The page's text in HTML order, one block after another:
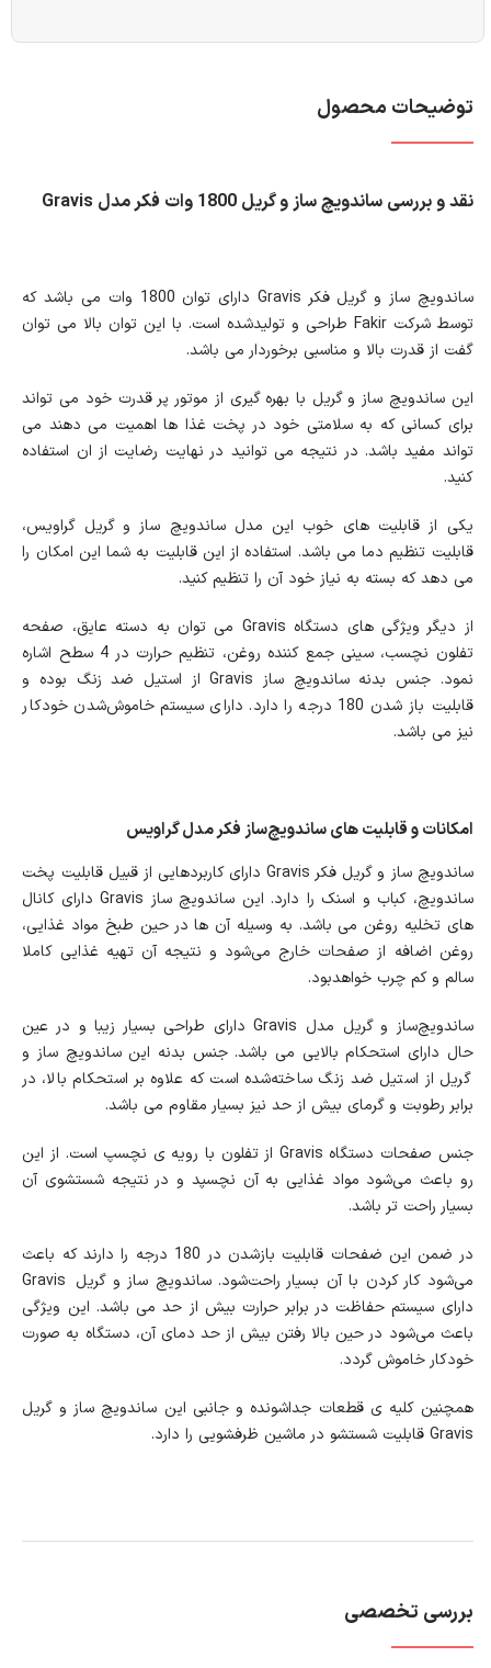
توضیحات محصول
نقد و بررسی ساندویچ ساز و گریل 1800 وات فکر مدل Gravis
ساندویچ ساز و گریل فکر Gravis دارای توان 1800 وات می باشد که
توسط شرکت Fakir طراحی و تولیدشده است. با این توان بالا می توان
گفت از قدرت بالا و مناسبی برخوردار می باشد.
این ساندویچ ساز و گریل با بهره گیری از موتور پر قدرت خود می تواند
برای کسانی که به سلامتی خود در پخت غذا ها اهمیت می دهند می
تواند مفید باشد. در نتیجه می توانید در نهایت رضایت از ان استفاده
کنید.
یکی از قابلیت های خوب این مدل ساندویچ ساز و گریل گراویس،
قابلیت تنظیم دما می باشد. استفاده از این قابلیت به شما این امکان را
می دهد که بسته به نیاز خود آن را تنظیم کنید.
از دیگر ویژگی های دستگاه Gravis می توان به دسته عایق، صفحه
تفلون نچسب، سینی جمع کننده روغن، تنظیم حرارت در 4 سطح اشاره
نمود. جنس بدنه ساندویچ ساز Gravis از استیل ضد زنگ بوده و
قابلیت باز شدن 180 درجه را دارد. دارای سیستم خاموش‌شدن خودکار
نیز می باشد.
امکانات و قابلیت های ساندویچ‌ساز فکر مدل گراویس
ساندویچ ساز و گریل فکر Gravis دارای کاربردهایی از قبیل قابلیت پخت
ساندویچ، کباب و اسنک را دارد. این ساندویچ ساز Gravis دارای کانال
های تخلیه روغن می باشد. به وسیله آن ها در حین طبخ مواد غذایی،
روغن اضافه از صفحات خارج می‌شود و نتیجه آن تهیه غذایی کاملا
سالم و کم چرب خواهدبود.
ساندویچ‌ساز و گریل مدل Gravis دارای طراحی بسیار زیبا و در عین
حال دارای استحکام بالایی می باشد. جنس بدنه این ساندویچ ساز و
گریل از استیل ضد زنگ ساخته‌شده است که علاوه بر استحکام بالا، در
برابر رطوبت و گرمای بیش از حد نیز بسیار مقاوم می باشد.
جنس صفحات دستگاه Gravis از تفلون با رویه ی نچسپ است. از این
رو باعث می‌شود مواد غذایی به آن نچسپد و در نتیجه شستشوی آن
بسیار راحت تر باشد.
در ضمن این ضفحات قابلیت بازشدن در 180 درجه را دارند که باعث
می‌شود کار کردن با آن بسیار راحت‌شود. ساندویچ ساز و گریل Gravis
دارای سیستم حفاظت در برابر حرارت بیش از حد می باشد. این ویژگی
باعث می‌شود در حین بالا رفتن بیش از حد دمای آن، دستگاه به صورت
خودکار خاموش گردد.
همچنین کلیه ی قطعات جداشونده و جانبی این ساندویچ ساز و گریل
Gravis قابلیت شستشو در ماشین ظرفشویی را دارد.
بررسی تخصصی